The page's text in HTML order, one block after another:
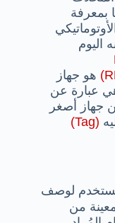
بمعرفة
اليوم
هو جهاز
عبارة عن
جهاز أصغر
(Tag)
لوصف
من